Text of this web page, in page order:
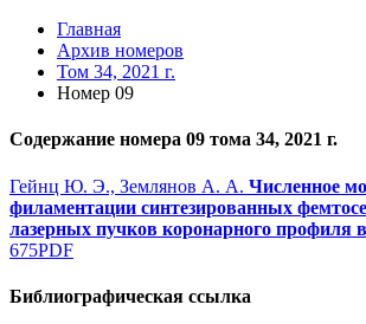
Главная
Архив номеров
Том 34, 2021 г.
Номер 09
Содержание номера 09 тома 34, 2021 г.
Гейнц Ю. Э., Землянов А. А. Численное
филаментации синтезированных
лазерных пучков коронарного профиля в
675PDF
Библиографическая ссылка